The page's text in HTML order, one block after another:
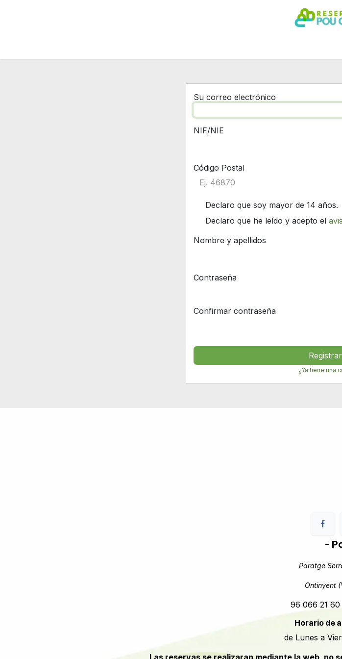
Su correo electrónico
NIF/NIE
Código Postal
Declaro que soy mayor de 14 años.
Declaro que he leído y acepto el
Nombre y apellidos
Contraseña
Confirmar contraseña
¿Ya tiene una
-
Paratge
Ontinyent
96 066 21 60
Horario de
de Lunes a